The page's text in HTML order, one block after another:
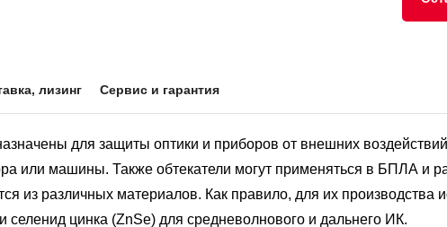
лизинг Сервис и гарантия
для защиты оптики и приборов от внешних
или машины. Также обтекатели могут применяться в БПЛА и
из различных материалов. Как правило, для их
селенид цинка (ZnSe) для средневолнового и дальнего ИК.